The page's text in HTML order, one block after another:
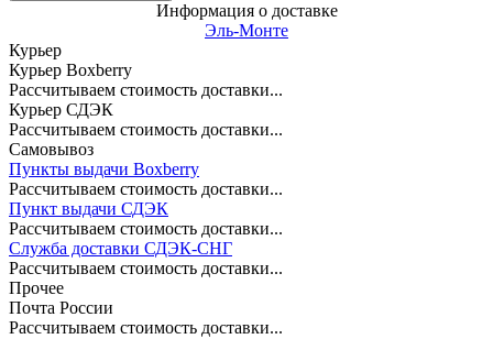
Информация о доставке
Эль-Монте
Курьер
Курьер Boxberry
Рассчитываем стоимость доставки...
Курьер СДЭК
Рассчитываем стоимость доставки...
Самовывоз
Пункты выдачи Boxberry
Рассчитываем стоимость доставки...
Пункт выдачи СДЭК
Рассчитываем стоимость доставки...
Служба доставки СДЭК-СНГ
Рассчитываем стоимость доставки...
Прочее
Почта России
Рассчитываем стоимость доставки...